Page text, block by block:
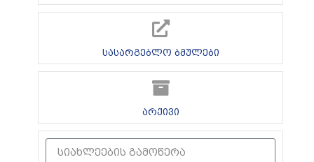
სასარგებლო ბმულები
არქივი